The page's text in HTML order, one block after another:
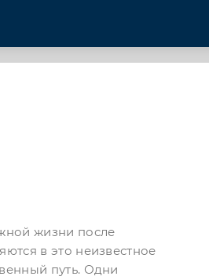
жизни после
в это неизвестное
путь. Одни